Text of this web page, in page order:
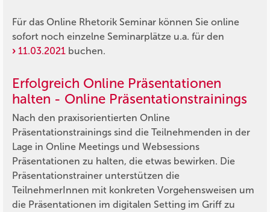
Für das Online Rhetorik Seminar können Sie online
sofort noch einzelne Seminarplätze u.a. für den
11.03.2021 buchen.
Erfolgreich Online Präsentationen
halten - Online Präsentationstrainings
Nach den praxisorientierten Online
Präsentationstrainings sind die Teilnehmenden in der
Lage in Online Meetings und Websessions
Präsentationen zu halten, die etwas bewirken. Die
Präsentationstrainer unterstützen die
TeilnehmerInnen mit konkreten Vorgehensweisen um
die Präsentationen im digitalen Setting im Griff zu